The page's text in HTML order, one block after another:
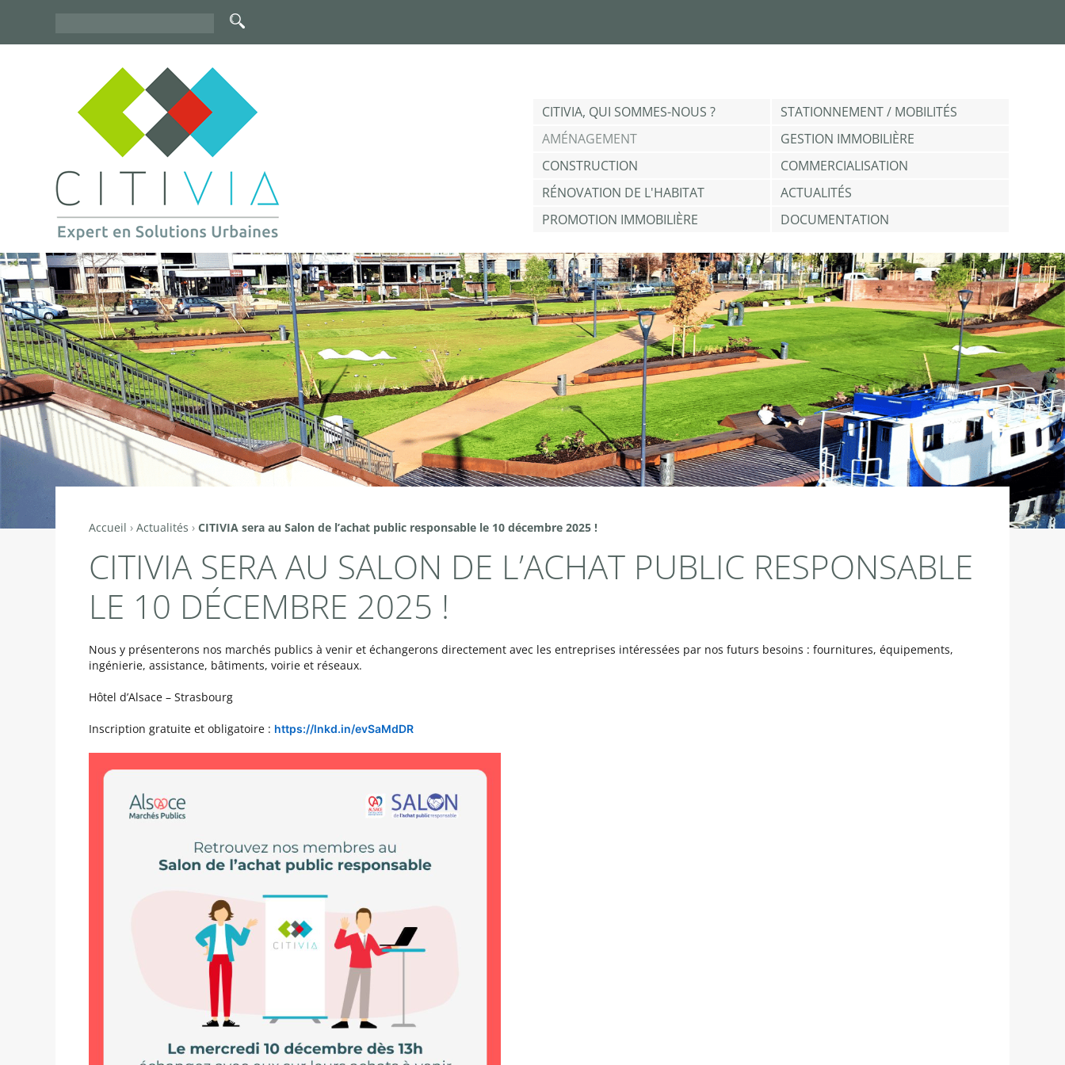
de
recherche
CITIVIA, QUI SOMMES-NOUS ?
STATIONNEMENT / MOBILITÉS
AMÉNAGEMENT
GESTION IMMOBILIÈRE
CONSTRUCTION
COMMERCIALISATION
RÉNOVATION DE L'HABITAT
ACTUALITÉS
PROMOTION IMMOBILIÈRE
DOCUMENTATION
Vous
êtes
ici
Accueil › Actualités › CITIVIA sera au Salon de l’achat public responsable le 10 décembre 2025 !
CITIVIA SERA AU SALON DE L’ACHAT PUBLIC RESPONSABLE
LE 10 DÉCEMBRE 2025 !
Nous y présenterons nos marchés publics à venir et échangerons directement avec les entreprises intéressées par nos futurs besoins : fournitures, équipements,
ingénierie, assistance, bâtiments, voirie et réseaux.
Hôtel d’Alsace – Strasbourg
Inscription gratuite et obligatoire : https://lnkd.in/evSaMdDR